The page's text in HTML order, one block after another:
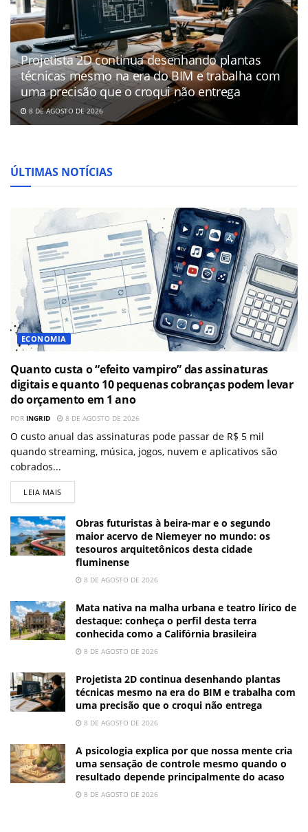
Projetista 2D continua desenhando plantas
técnicas mesmo na era do BIM e trabalha com
uma precisão que o croqui não entrega
8 DE AGOSTO DE 2026
ÚLTIMAS NOTÍCIAS
ECONOMIA
Quanto custa o “efeito vampiro” das assinaturas
digitais e quanto 10 pequenas cobranças podem levar
do orçamento em 1 ano
POR INGRID 8 DE AGOSTO DE 2026
O custo anual das assinaturas pode passar de R$ 5 mil
quando streaming, música, jogos, nuvem e aplicativos são
cobrados...
LEIA MAIS
Obras futuristas à beira-mar e o segundo
maior acervo de Niemeyer no mundo: os
tesouros arquitetônicos desta cidade
fluminense
8 DE AGOSTO DE 2026
Mata nativa na malha urbana e teatro lírico de
destaque: conheça o perfil desta terra
conhecida como a Califórnia brasileira
8 DE AGOSTO DE 2026
Projetista 2D continua desenhando plantas
técnicas mesmo na era do BIM e trabalha com
uma precisão que o croqui não entrega
8 DE AGOSTO DE 2026
A psicologia explica por que nossa mente cria
uma sensação de controle mesmo quando o
resultado depende principalmente do acaso
8 DE AGOSTO DE 2026